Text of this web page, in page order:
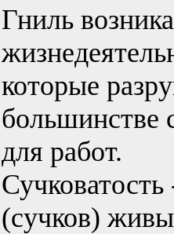
Гниль
которые
большинстве
для работ.
(сучков)